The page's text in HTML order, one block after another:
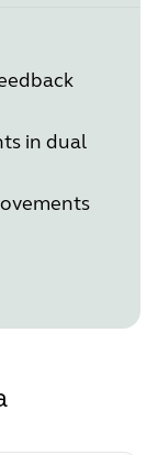
in dual